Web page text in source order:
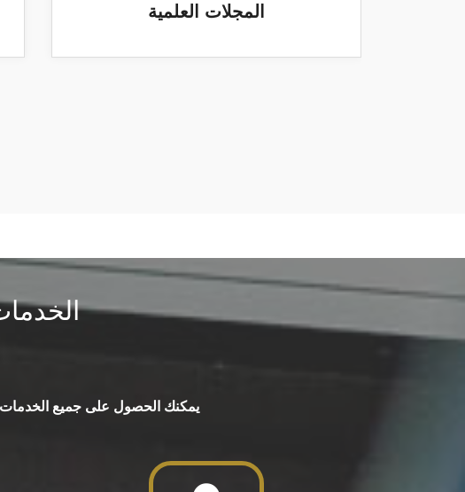
المجلات العلمية
يمكنك الحصول على جميع الخدمات